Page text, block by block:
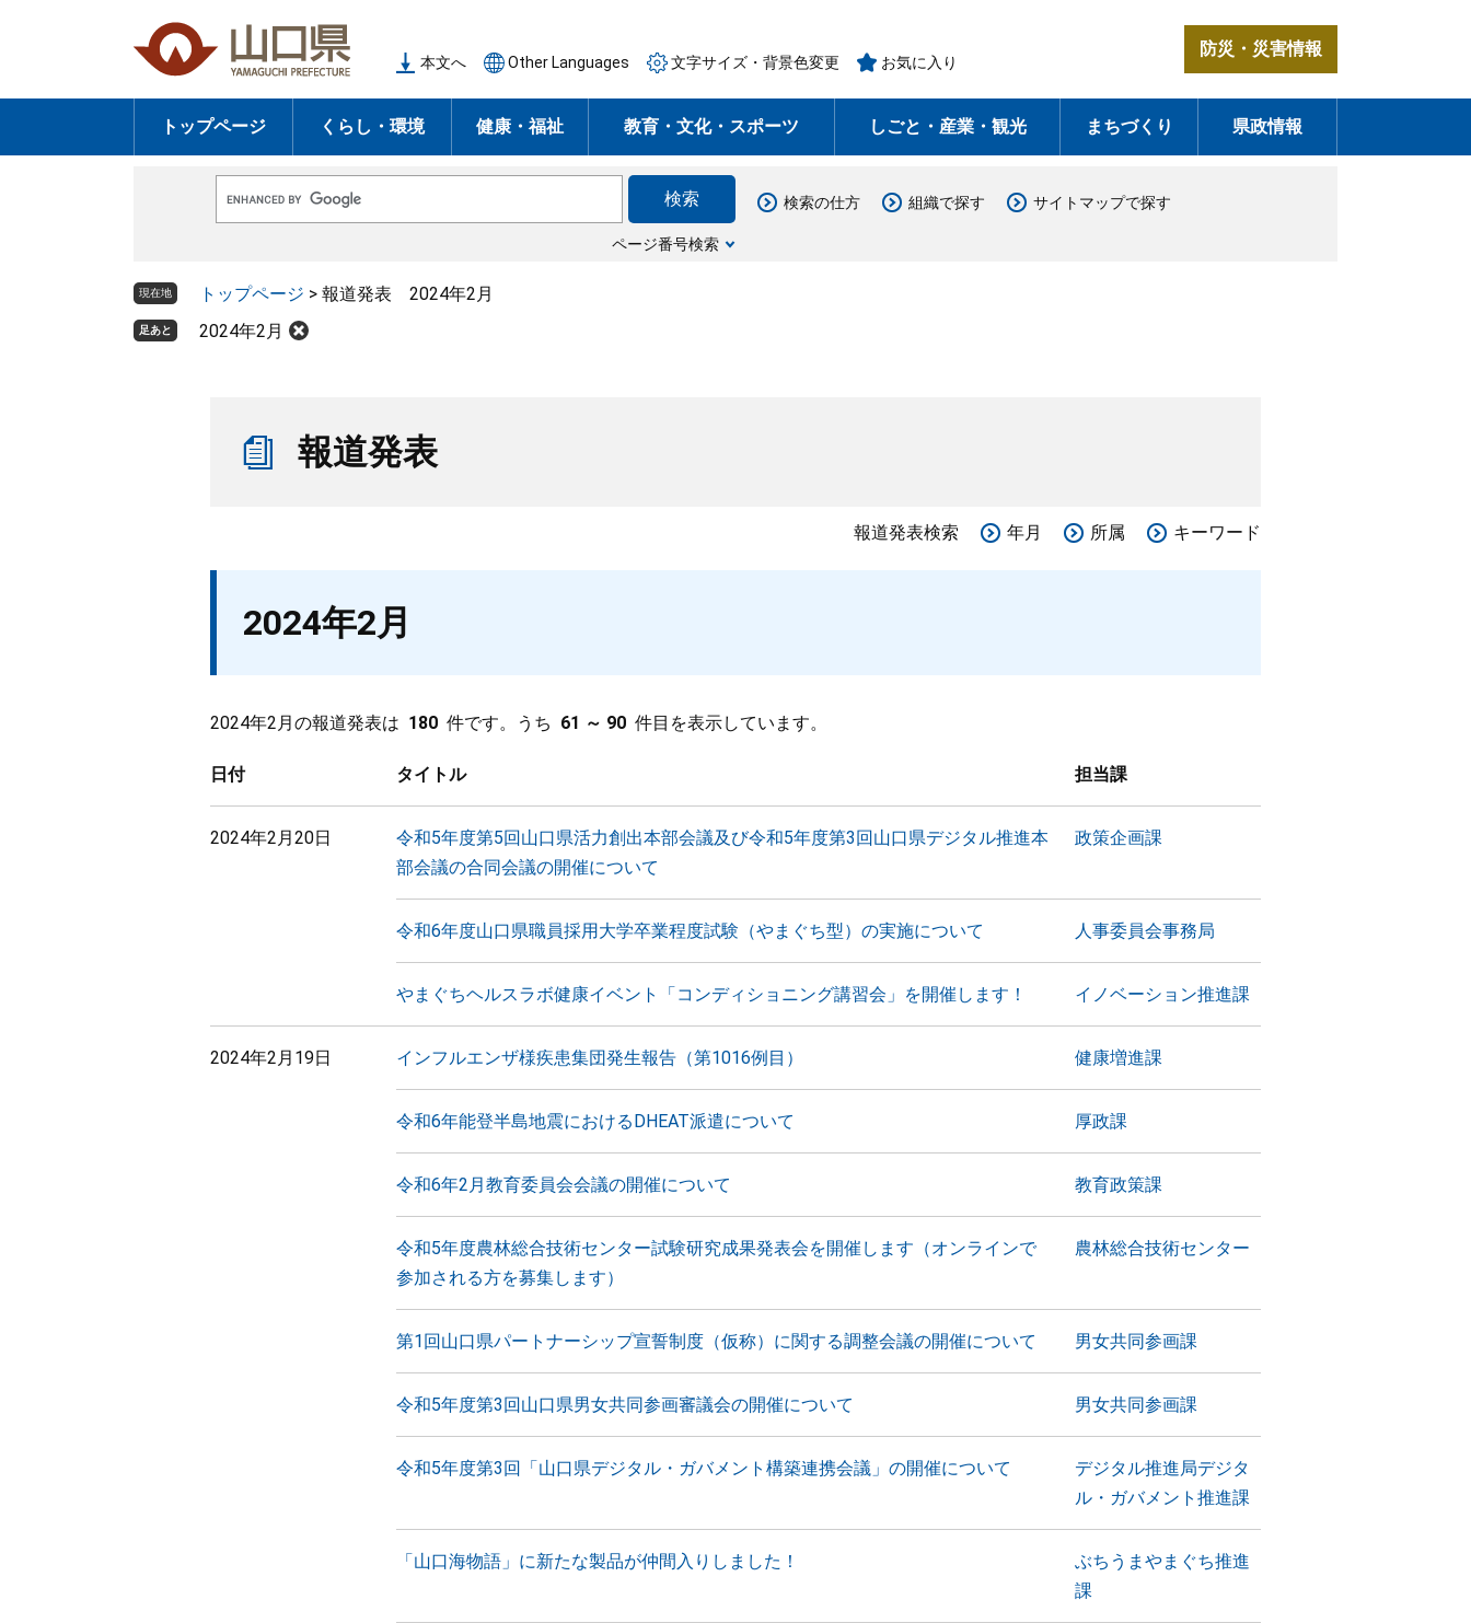
の
頭
ー
飛
本文へ Other Languages 文字サイズ・背景色変更 お気に入り
防災・災害情報
トップページ くらし・環境 健康・福祉 教育・文化・スポーツ しごと・産業・観光 まちづくり 県政情報
o
e
ス
ページ番号検索
検索の仕方 組織で探す サイトマップで探す
現在地 トップページ > 報道発表 2024年2月
足あと 2024年2月
報道発表
報道発表検索 年月 所属 キーワード
2024年2月
2024年2月の報道発表は 180 件です。うち 61 ～ 90 件目を表示しています。
日付 タイトル 担当課
2024年2月20日
令和5年度第5回山口県活力創出本部会議及び令和5年度第3回山口県デジタル推進本
部会議の合同会議の開催について
政策企画課
令和6年度山口県職員採用大学卒業程度試験（やまぐち型）の実施について 人事委員会事務局
やまぐちヘルスラボ健康イベント「コンディショニング講習会」を開催します！ イノベーション推進課
2024年2月19日 インフルエンザ様疾患集団発生報告（第1016例目） 健康増進課
令和6年能登半島地震におけるDHEAT派遣について 厚政課
令和6年2月教育委員会会議の開催について 教育政策課
令和5年度農林総合技術センター試験研究成果発表会を開催します（オンラインで
参加される方を募集します）
農林総合技術センター
第1回山口県パートナーシップ宣誓制度（仮称）に関する調整会議の開催について 男女共同参画課
令和5年度第3回山口県男女共同参画審議会の開催について 男女共同参画課
令和5年度第3回「山口県デジタル・ガバメント構築連携会議」の開催について
デジタル推進局デジタ
ル・ガバメント推進課
「山口海物語」に新たな製品が仲間入りしました！
ぶちうまやまぐち推進
課